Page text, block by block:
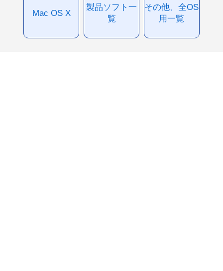
Mac OS X
製品ソフト一
覧
その他、全OS
用一覧